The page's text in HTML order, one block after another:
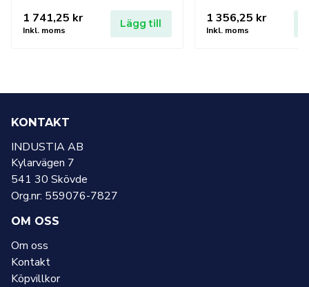
1 741,25 kr
Inkl. moms
Lägg till 1 356,25 kr
Inkl. moms
KONTAKT
INDUSTIA AB
Kylarvägen 7
541 30 Skövde
Org.nr: 559076-7827
OM OSS
Om oss
Kontakt
Köpvillkor